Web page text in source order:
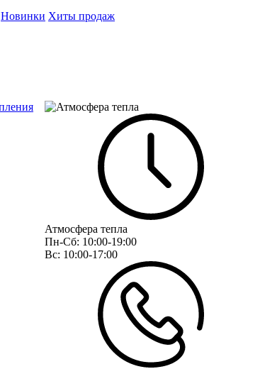
Новинки Хиты продаж
Атмосфера тепла
Пн-Сб: 10:00-19:00
Вс: 10:00-17:00